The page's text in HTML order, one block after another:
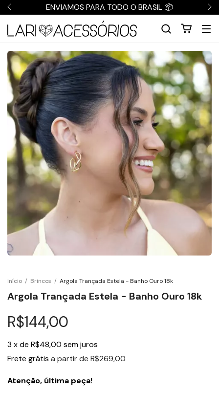
ENVIAMOS PARA TODO O BRASIL 📦
Início / Brincos / Argola Trançada Estela - Banho Ouro 18k
Argola Trançada Estela - Banho Ouro 18k
R$144,00
3 xde R$48,00 sem juros
Frete grátis a partir de R$269,00
Atenção, última peça!